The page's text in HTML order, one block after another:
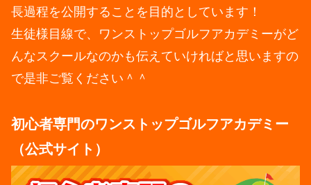
長過程を公開することを目的としています！
生徒様目線で、ワンストップゴルフアカデミーがど
んなスクールなのかも伝えていければと思いますの
で是非ご覧ください＾＾
初心者専門のワンストップゴルフアカデミー
（公式サイト）